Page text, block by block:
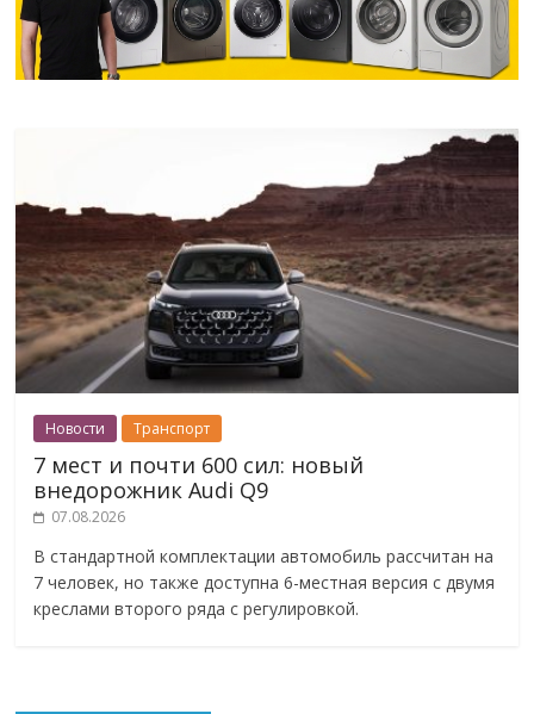
Новости Транспорт
7 мест и почти 600 сил: новый
внедорожник Audi Q9
07.08.2026
В стандартной комплектации автомобиль рассчитан на
7 человек, но также доступна 6-местная версия с двумя
креслами второго ряда с регулировкой.